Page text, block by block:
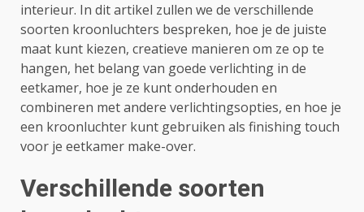
interieur. In dit artikel zullen we de verschillende
soorten kroonluchters bespreken, hoe je de juiste
maat kunt kiezen, creatieve manieren om ze op te
hangen, het belang van goede verlichting in de
eetkamer, hoe je ze kunt onderhouden en
combineren met andere verlichtingsopties, en hoe je
een kroonluchter kunt gebruiken als finishing touch
voor je eetkamer make-over.
Verschillende soorten